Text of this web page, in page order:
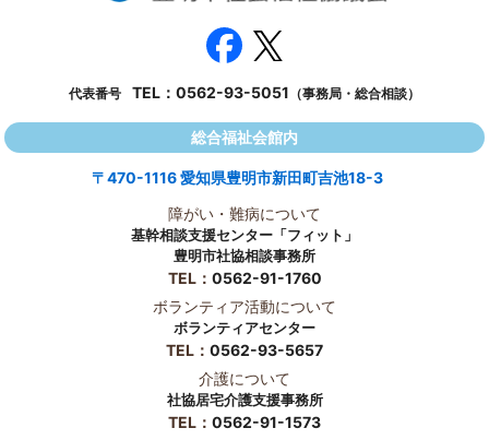
代表番号 TEL： 0562-93-5051 （事務局・総合相談）
総合福祉会館内
〒470-1116 愛知県豊明市新田町吉池18-3
障がい・難病について
基幹相談支援センター「フィット」
豊明市社協相談事務所
TEL： 0562-91-1760
ボランティア活動について
ボランティアセンター
TEL： 0562-93-5657
介護について
社協居宅介護支援事務所
TEL： 0562-91-1573